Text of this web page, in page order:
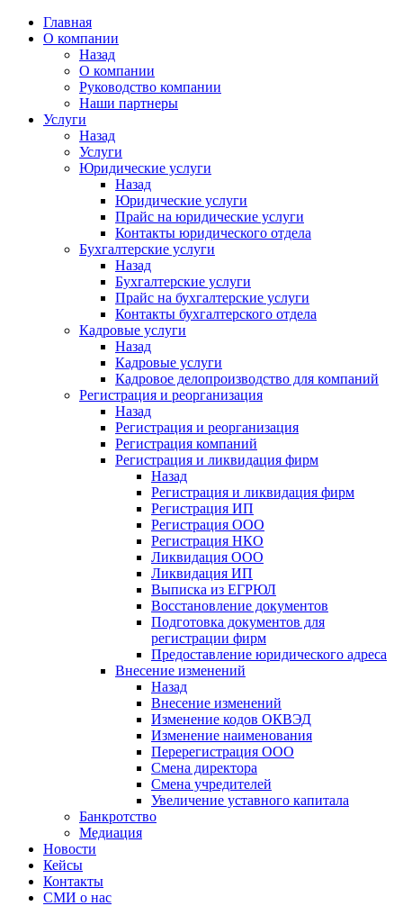
Главная
О компании
Назад
О компании
Руководство компании
Наши партнеры
Услуги
Назад
Услуги
Юридические услуги
Назад
Юридические услуги
Прайс на юридические услуги
Контакты юридического отдела
Бухгалтерские услуги
Назад
Бухгалтерские услуги
Прайс на бухгалтерские услуги
Контакты бухгалтерского отдела
Кадровые услуги
Назад
Кадровые услуги
Кадровое делопроизводство для компаний
Регистрация и реорганизация
Назад
Регистрация и реорганизация
Регистрация компаний
Регистрация и ликвидация фирм
Назад
Регистрация и ликвидация фирм
Регистрация ИП
Регистрация ООО
Регистрация НКО
Ликвидация ООО
Ликвидация ИП
Выписка из ЕГРЮЛ
Восстановление документов
Подготовка документов для
регистрации фирм
Предоставление юридического адреса
Внесение изменений
Назад
Внесение изменений
Изменение кодов ОКВЭД
Изменение наименования
Перерегистрация ООО
Смена директора
Смена учредителей
Увеличение уставного капитала
Банкротство
Медиация
Новости
Кейсы
Контакты
СМИ о нас